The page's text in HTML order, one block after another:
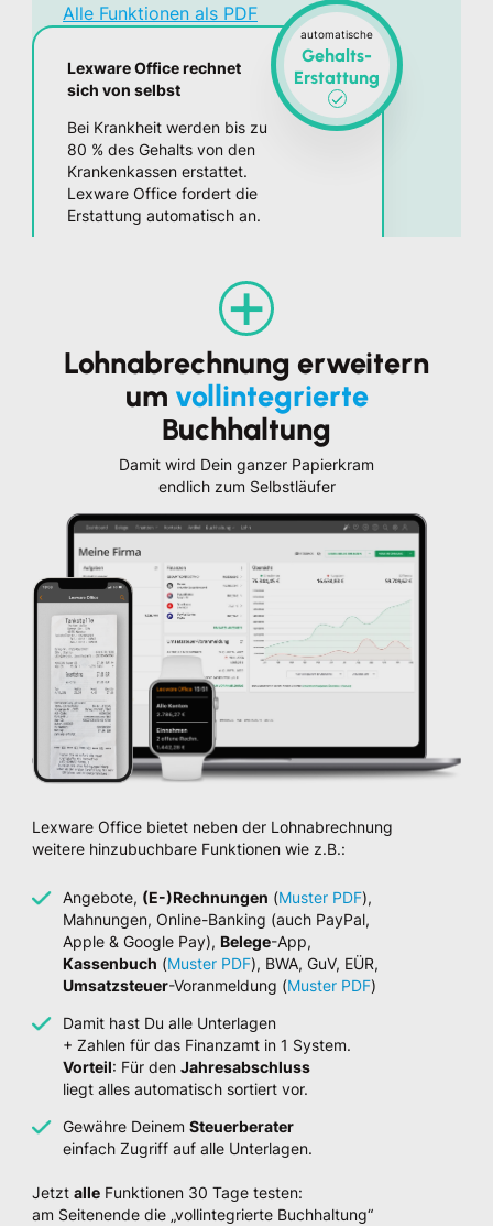
Alle Funktionen als PDF
automatische
Gehalts-
Erstattung
Lexware Office rechnet
sich von selbst
Bei Krankheit werden bis zu
80 % des Gehalts von den
Krankenkassen erstattet.
Lexware Office fordert die
Erstattung automatisch an.
+
Lohnabrechnung erweitern
um vollintegrierte
Buchhaltung
Damit wird Dein ganzer Papierkram
endlich zum Selbstläufer
Lexware Office bietet neben der Lohnabrechnung
weitere hinzubuchbare Funktionen wie z.B.:
Angebote, (E-)Rechnungen (Muster PDF),
Mahnungen, Online-Banking (auch PayPal,
Apple & Google Pay), Belege-App,
Kassenbuch (Muster PDF), BWA, GuV, EÜR,
Umsatzsteuer-Voranmeldung (Muster PDF)
Damit hast Du alle Unterlagen
+ Zahlen für das Finanzamt in 1 System.
Vorteil: Für den Jahresabschluss
liegt alles automatisch sortiert vor.
Gewähre Deinem Steuerberater
einfach Zugriff auf alle Unterlagen.
Jetzt alle Funktionen 30 Tage testen:
am Seitenende die „vollintegrierte Buchhaltung“